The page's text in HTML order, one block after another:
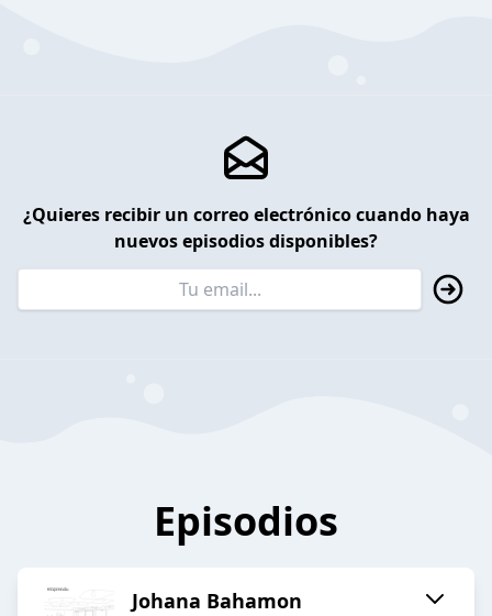
¿Quieres recibir un correo electrónico cuando haya
nuevos episodios disponibles?
Episodios
Johana Bahamon